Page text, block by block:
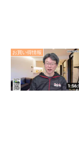
お買い得情報